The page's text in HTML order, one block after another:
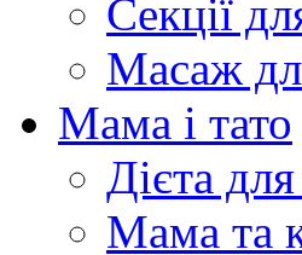
Секції
Масаж
Мама і тато
Дієта
Мама та